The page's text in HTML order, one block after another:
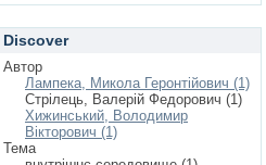
Discover
Автор
Лампека, Микола Геронтійович (1)
Стрілець, Валерій Федорович (1)
Хижинський, Володимир
Вікторович (1)
Тема